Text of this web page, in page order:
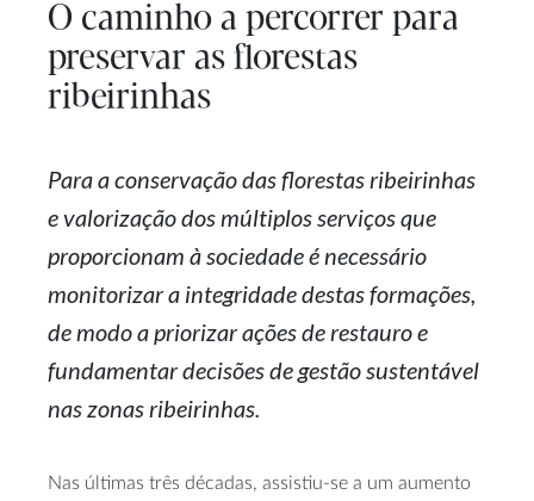
O caminho a percorrer para
preservar as florestas
ribeirinhas
Para a conservação das florestas ribeirinhas
e valorização dos múltiplos serviços que
proporcionam à sociedade é necessário
monitorizar a integridade destas formações,
de modo a priorizar ações de restauro e
fundamentar decisões de gestão sustentável
nas zonas ribeirinhas.
Nas últimas três décadas, assistiu-se a um aumento